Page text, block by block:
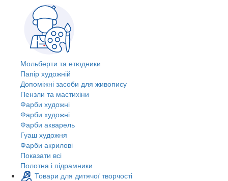
Мольберти та етюдники
Папір художній
Допоміжні засоби для живопису
Пензли та мастихіни
Фарби художні
Фарби художні
Фарби акварель
Гуаш художня
Фарби акрилові
Показати всі
Полотна і підрамники
Товари для дитячої творчості